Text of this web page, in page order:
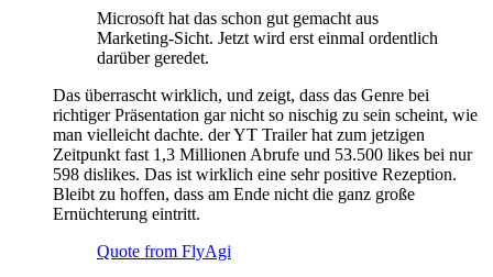
Microsoft hat das schon gut gemacht aus
Marketing-Sicht. Jetzt wird erst einmal ordentlich
darüber geredet.
Das überrascht wirklich, und zeigt, dass das Genre bei
richtiger Präsentation gar nicht so nischig zu sein scheint, wie
man vielleicht dachte. der YT Trailer hat zum jetzigen
Zeitpunkt fast 1,3 Millionen Abrufe und 53.500 likes bei nur
598 dislikes. Das ist wirklich eine sehr positive Rezeption.
Bleibt zu hoffen, dass am Ende nicht die ganz große
Ernüchterung eintritt.
Quote from FlyAgi